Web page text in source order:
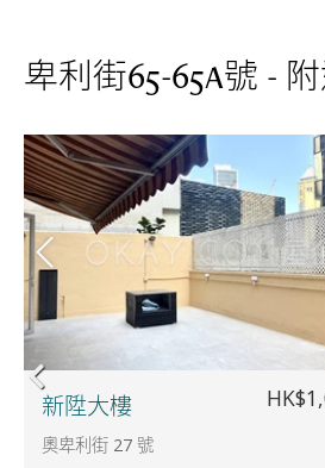
卑利街65-65A號 -
新陞大樓
奧卑利街 27 號